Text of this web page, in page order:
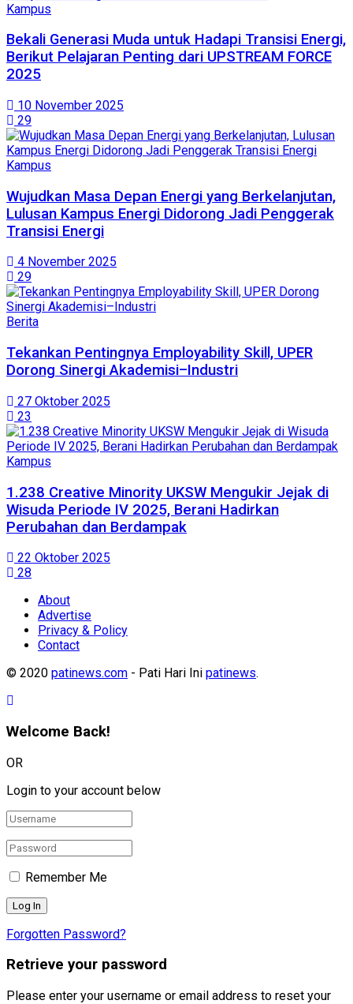
Kampus
Bekali Generasi Muda untuk Hadapi Transisi Energi,
Berikut Pelajaran Penting dari UPSTREAM FORCE
2025
10 November 2025
29
Kampus
Wujudkan Masa Depan Energi yang Berkelanjutan,
Lulusan Kampus Energi Didorong Jadi Penggerak
Transisi Energi
4 November 2025
29
Berita
Tekankan Pentingnya Employability Skill, UPER
Dorong Sinergi Akademisi–Industri
27 Oktober 2025
23
Kampus
1.238 Creative Minority UKSW Mengukir Jejak di
Wisuda Periode IV 2025, Berani Hadirkan
Perubahan dan Berdampak
22 Oktober 2025
28
About
Advertise
Privacy & Policy
Contact
© 2020 patinews.com - Pati Hari Ini patinews.
Welcome Back!
OR
Login to your account below
Remember Me
Forgotten Password?
Retrieve your password
Please enter your username or email address to reset your